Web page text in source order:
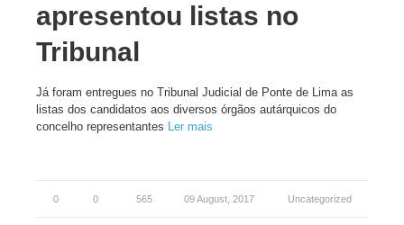
apresentou listas no
Tribunal
Já foram entregues no Tribunal Judicial de Ponte de Lima as
listas dos candidatos aos diversos órgãos autárquicos do
concelho representantes Ler mais
0 0 565 09 August, 2017 Uncategorized